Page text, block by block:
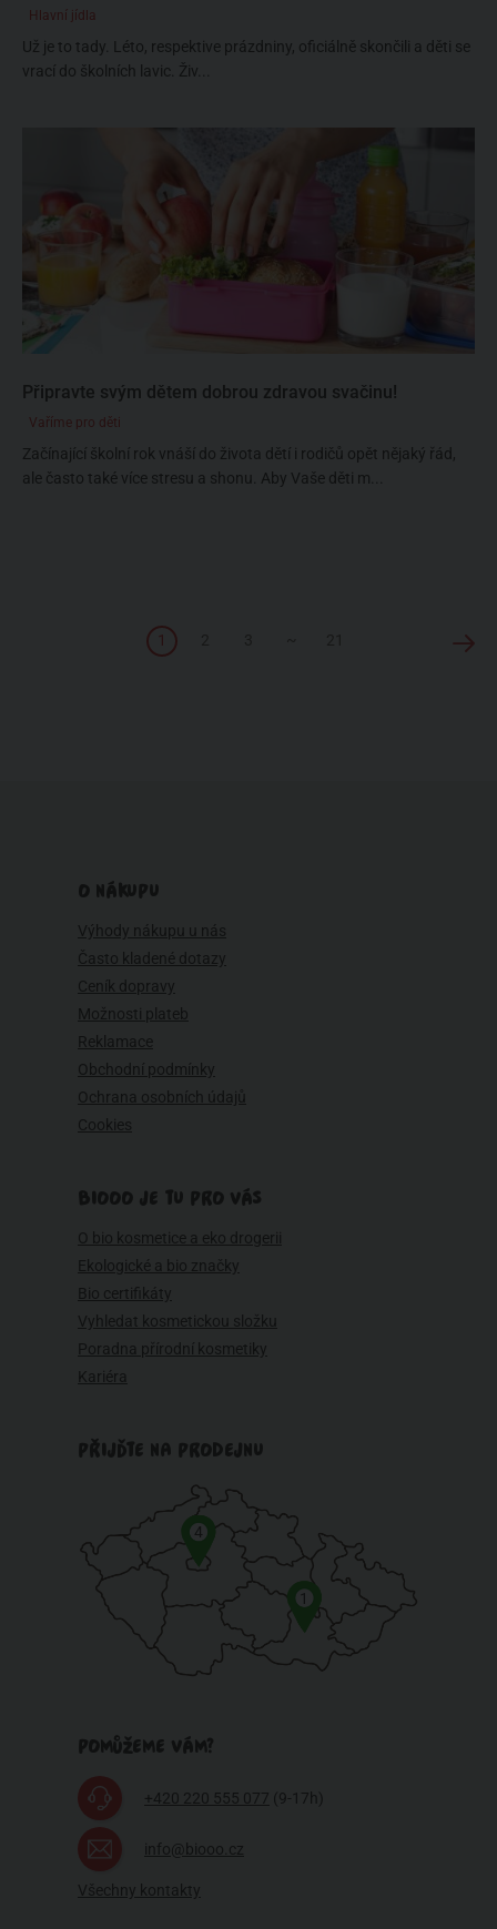
Hlavní jídla
Už je to tady. Léto, respektive prázdniny, oficiálně skončili a děti se
vrací do školních lavic. Živ...
Připravte svým dětem dobrou zdravou svačinu!
Vaříme pro děti
Začínající školní rok vnáší do života dětí i rodičů opět nějaký řád,
ale často také více stresu a shonu. Aby Vaše děti m...
1
O NÁKUPU
Výhody nákupu u nás
Často kladené dotazy
Ceník dopravy
Možnosti plateb
Reklamace
Obchodní podmínky
Ochrana osobních údajů
Cookies
BIOOO JE TU PRO VÁS
O bio kosmetice a eko drogerii
Ekologické a bio značky
Bio certifikáty
Vyhledat kosmetickou složku
Poradna přírodní kosmetiky
Kariéra
PŘIJĎTE NA PRODEJNU
1
4
POMŮŽEME VÁM?
+420 220 555 077 (9-17h)
info@biooo.cz
Všechny kontakty